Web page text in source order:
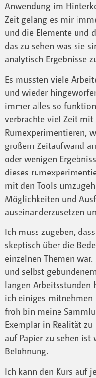
Anwendung im
Zeit gelang es mir
und die Elemente und
das zu sehen was sie
analytisch Ergebnisse
Es mussten viele
und wieder
immer alles so
verbrachte viel Zeit mit
Rumexperimentieren,
großem Zeitaufwand
oder wenigen
dieses
mit den Tools
Möglichkeiten und
auseinanderzusetzen
Ich muss zugeben,
skeptisch über die
einzelnen Themen
und selbst
langen Arbeitsstunden
ich einiges mitnehmen
froh bin meine
Exemplar in Realität
auf Papier zu sehen
Belohnung.
Ich kann den Kurs auf